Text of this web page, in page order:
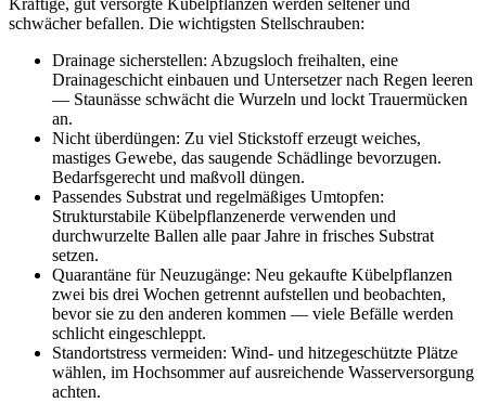
schwächer befallen. Die wichtigsten Stellschrauben:
Drainage sicherstellen: Abzugsloch freihalten, eine
Drainageschicht einbauen und Untersetzer nach Regen leeren
— Staunässe schwächt die Wurzeln und lockt Trauermücken
an.
Nicht überdüngen: Zu viel Stickstoff erzeugt weiches,
mastiges Gewebe, das saugende Schädlinge bevorzugen.
Bedarfsgerecht und maßvoll düngen.
Passendes Substrat und regelmäßiges Umtopfen:
Strukturstabile Kübelpflanzenerde verwenden und
durchwurzelte Ballen alle paar Jahre in frisches Substrat
setzen.
Quarantäne für Neuzugänge: Neu gekaufte Kübelpflanzen
zwei bis drei Wochen getrennt aufstellen und beobachten,
bevor sie zu den anderen kommen — viele Befälle werden
schlicht eingeschleppt.
Standortstress vermeiden: Wind- und hitzegeschützte Plätze
wählen, im Hochsommer auf ausreichende Wasserversorgung
achten.